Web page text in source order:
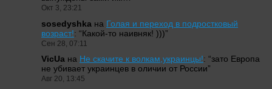
Окт 3, 23:21
sosedyshka на Голая и переход в подростковый
возраст!: “Какой-то наивняк! )))”
Сен 28, 07:11
VicUa на Не скачите к волкам,украинцы!: “зато Европа
не убивает украинцев в оличии от России”
Авг 20, 13:45